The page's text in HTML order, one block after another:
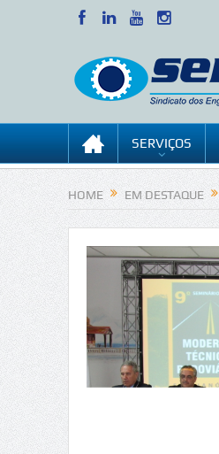
SERVIÇOS
HOME EM DESTAQUE